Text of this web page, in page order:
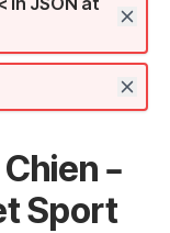
–
Sport